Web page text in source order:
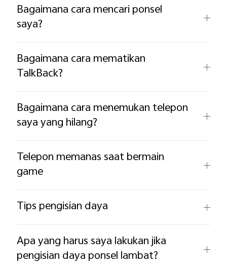
Bagaimana cara mencari ponsel
saya?
Bagaimana cara mematikan
TalkBack?
Bagaimana cara menemukan telepon
saya yang hilang?
Telepon memanas saat bermain
game
Tips pengisian daya
Apa yang harus saya lakukan jika
pengisian daya ponsel lambat?